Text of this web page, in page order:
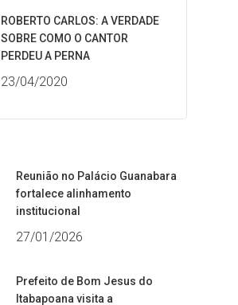
ROBERTO CARLOS: A VERDADE
SOBRE COMO O CANTOR
PERDEU A PERNA
23/04/2020
Reunião no Palácio Guanabara
fortalece alinhamento
institucional
27/01/2026
Prefeito de Bom Jesus do
Itabapoana visita a